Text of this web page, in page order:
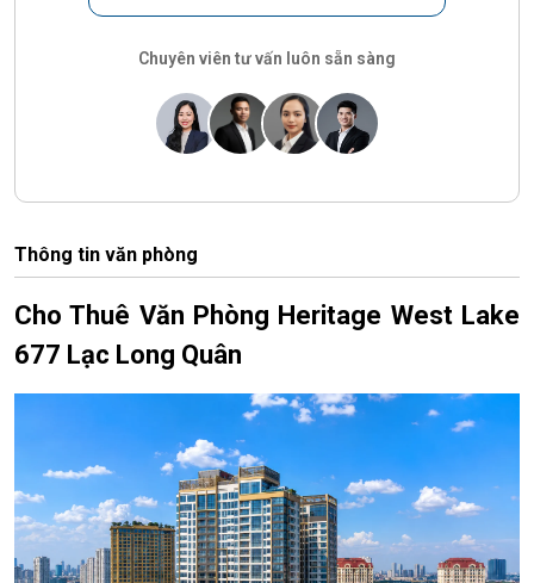
Chuyên viên tư vấn luôn sẵn sàng
Thông tin văn phòng
Cho Thuê Văn Phòng Heritage West Lake
677 Lạc Long Quân